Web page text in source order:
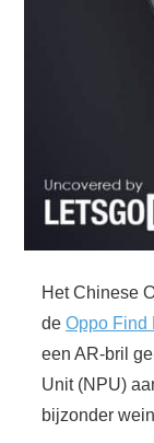
Het Chinese
de Oppo Find
een AR-bril
Unit (NPU)
bijzonder